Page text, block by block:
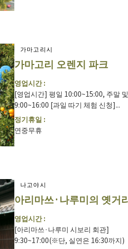
가마고리시
가마고리 오렌지 파크
영업시간 :
[영업시간] 평일 10:00~15:00, 주말
9:00~16:00 [과일 따기 체험 신청]...
정기휴일 :
연중무휴
나고야시
아리마쓰·나루미의 옛거
영업시간 :
[아리마쓰·나루미 시보리 회관]
9:30~17:00(※단, 실연은 16:30까지)